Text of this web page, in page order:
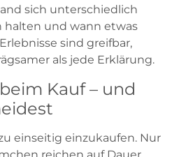
sich unterschiedlich
halten und wann etwas
sind greifbar,
als jede Erklärung.
Kauf – und
einseitig einzukaufen. Nur